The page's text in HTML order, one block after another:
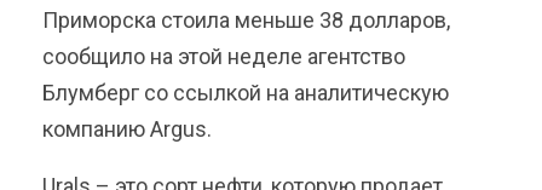
Приморска стоила меньше 38 долларов,
сообщило на этой неделе агентство
Блумберг со ссылкой на аналитическую
компанию Argus.